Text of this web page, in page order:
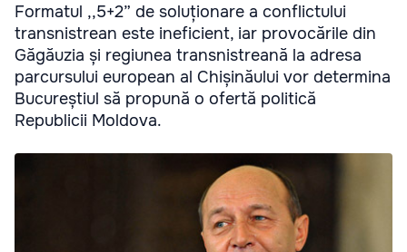
Formatul ,,5+2” de soluționare a conflictului
transnistrean este ineficient, iar provocările din
Găgăuzia și regiunea transnistreană la adresa
parcursului european al Chișinăului vor determina
Bucureștiul să propună o ofertă politică
Republicii Moldova.